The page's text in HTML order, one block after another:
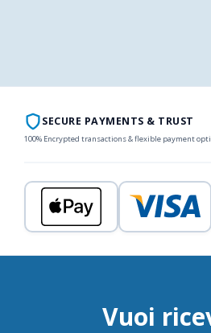
SECURE PAYMENTS & TRUST
100% Encrypted transactions & flexible payment
Vuoi